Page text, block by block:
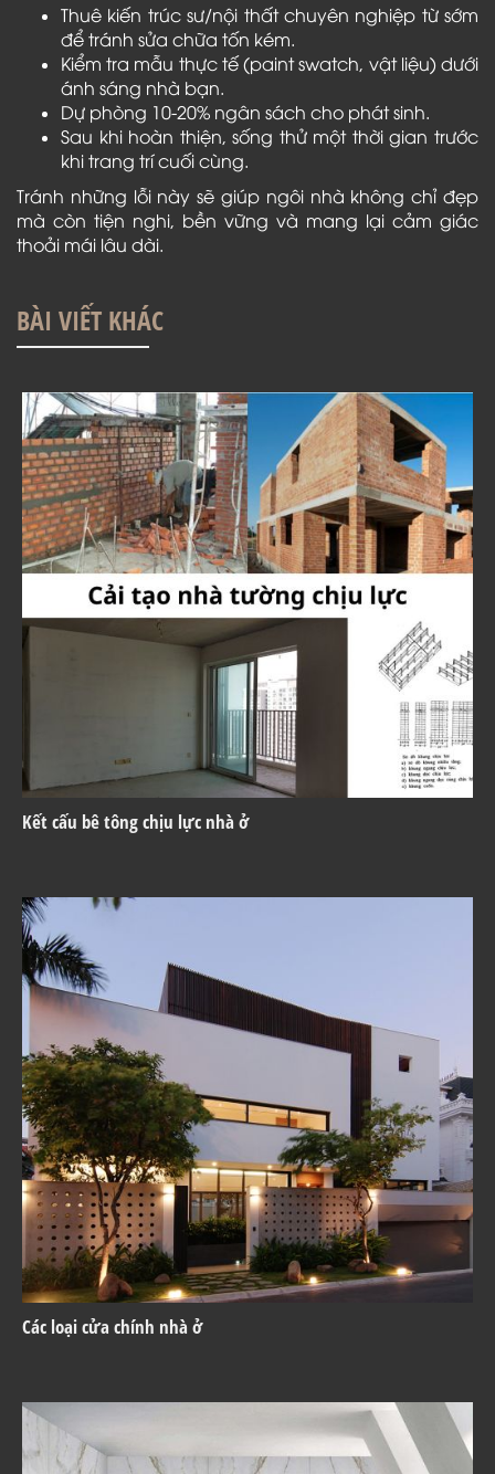
Thuê kiến trúc sư/nội thất chuyên nghiệp từ sớm
để tránh sửa chữa tốn kém.
Kiểm tra mẫu thực tế (paint swatch, vật liệu) dưới
ánh sáng nhà bạn.
Dự phòng 10-20% ngân sách cho phát sinh.
Sau khi hoàn thiện, sống thử một thời gian trước
khi trang trí cuối cùng.
Tránh những lỗi này sẽ giúp ngôi nhà không chỉ đẹp
mà còn tiện nghi, bền vững và mang lại cảm giác
thoải mái lâu dài.
BÀI VIẾT KHÁC
Kết cấu bê tông chịu lực nhà ở
Các loại cửa chính nhà ở